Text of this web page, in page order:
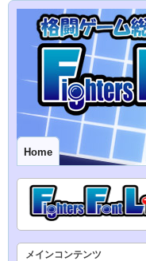
Home
メインコンテンツ